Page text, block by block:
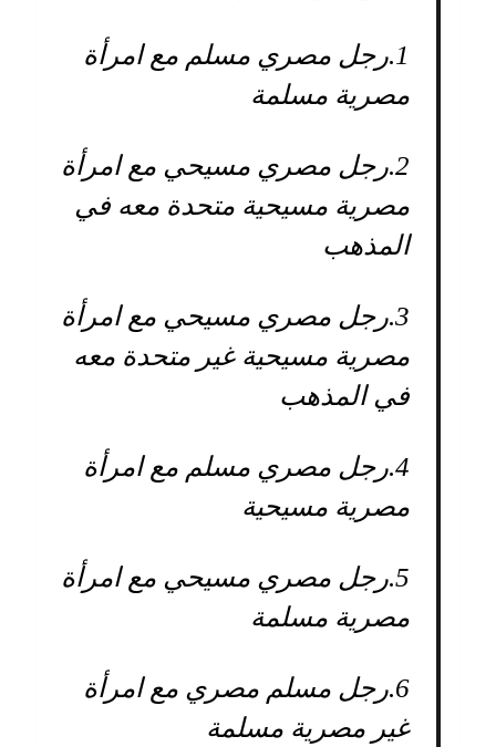
1. رجل مصري مسلم مع امرأة
مصرية مسلمة
2. رجل مصري مسيحي مع امرأة
مصرية مسيحية متحدة معه في
المذهب
3. رجل مصري مسيحي مع امرأة
مصرية مسيحية غير متحدة معه
في المذهب
4. رجل مصري مسلم مع امرأة
مصرية مسيحية
5. رجل مصري مسيحي مع امرأة
مصرية مسلمة
6. رجل مسلم مصري مع امرأة
غير مصرية مسلمة